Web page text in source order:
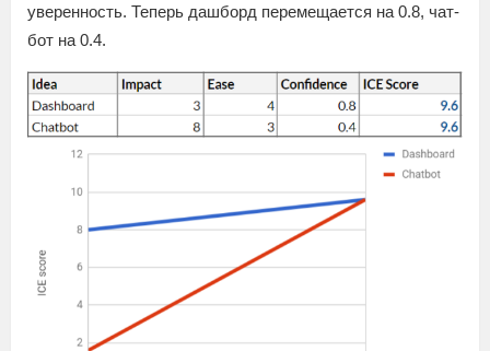
уверенность. Теперь дашборд перемещается на 0.8, чат-
бот на 0.4.